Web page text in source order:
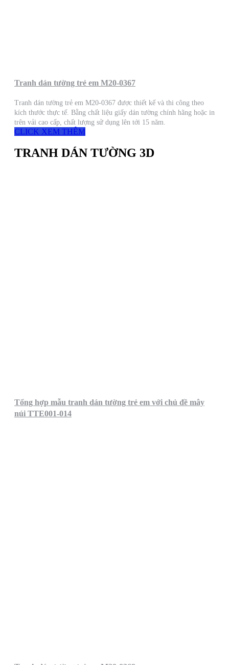
Tranh dán tường trẻ em M20-0367
Tranh dán tường trẻ em M20-0367 được thiết kế và thi công theo
kích thước thực tế. Bằng chất liệu giấy dán tường chính hãng hoặc in
trên vải cao cấp, chất lượng sử dụng lên tới 15 năm.
CLICK XEM THÊM
TRANH DÁN TƯỜNG 3D
Tổng hợp mẫu tranh dán tường trẻ em với chủ đề mây
núi TTE001-014